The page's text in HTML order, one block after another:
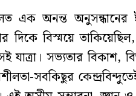
এক অনন্ত
দিকে বিস্ময়ে
সভ্যতার বিকাশ,
সবকিছুর